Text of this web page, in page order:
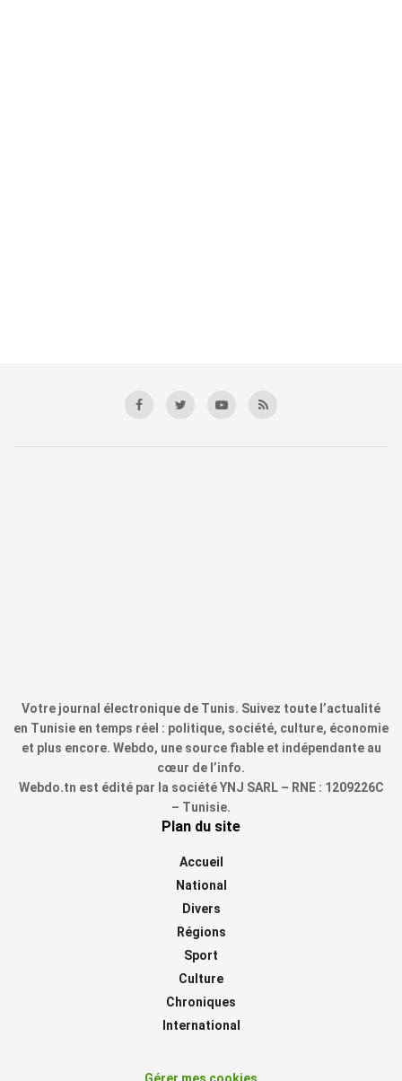
Votre journal électronique de Tunis. Suivez toute l’actualité
en Tunisie en temps réel : politique, société, culture, économie
et plus encore. Webdo, une source fiable et indépendante au
cœur de l’info.
Webdo.tn est édité par la société YNJ SARL – RNE : 1209226C
– Tunisie.
Plan du site
Accueil
National
Divers
Régions
Sport
Culture
Chroniques
International